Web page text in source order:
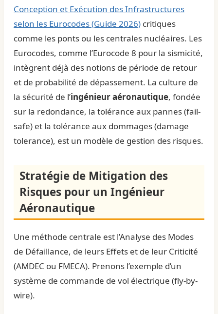
Conception et Exécution des Infrastructures
selon les Eurocodes (Guide 2026) critiques
comme les ponts ou les centrales nucléaires. Les
Eurocodes, comme l’Eurocode 8 pour la sismicité,
intègrent déjà des notions de période de retour
et de probabilité de dépassement. La culture de
la sécurité de l’ingénieur aéronautique, fondée
sur la redondance, la tolérance aux pannes (fail-
safe) et la tolérance aux dommages (damage
tolerance), est un modèle de gestion des risques.
Stratégie de Mitigation des
Risques pour un Ingénieur
Aéronautique
Une méthode centrale est l’Analyse des Modes
de Défaillance, de leurs Effets et de leur Criticité
(AMDEC ou FMECA). Prenons l’exemple d’un
système de commande de vol électrique (fly-by-
wire).